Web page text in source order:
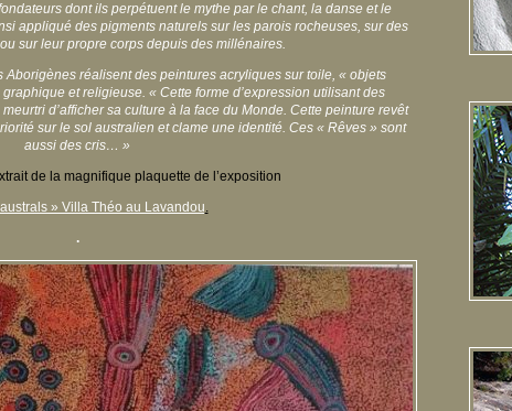
dont ils perpétuent le mythe par le chant, la danse et le
appliqué des pigments naturels sur les parois rocheuses, sur des
sur leur propre corps depuis des millénaires.
Aborigènes réalisent des peintures acryliques sur toile, « objets
et religieuse. « Cette forme d’expression utilisant des
d’afficher sa culture à la face du Monde. Cette peinture revêt
sur le sol australien et clame une identité. Ces « Rêves » sont
aussi des cris… »
de la magnifique plaquette de l’exposition
» Villa Théo au Lavandou.
.